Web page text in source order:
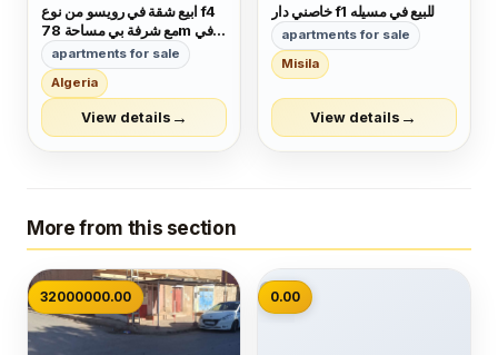
ابيع شقة في رويسو من نوع f4
مع شرفة بي مساحة 78m في
الطابق السادس لها مدخلين لي
العمارة كل شيء متوفر قرب
المكان وجميع وسائل النقل ميترو
الترام طاكسي حافلات. لمن
يهمه الامر اتصل بي رقم
apartments for sale
Algeria
View details →
خاصني دار f1 للبيع في مسيله
apartments for sale
Misila
View details →
More from this section
32000000.00 📷
0.00